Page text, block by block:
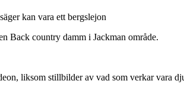
kan vara ett bergslejon
Back country damm i Jackman område.
liksom stillbilder av vad som verkar vara